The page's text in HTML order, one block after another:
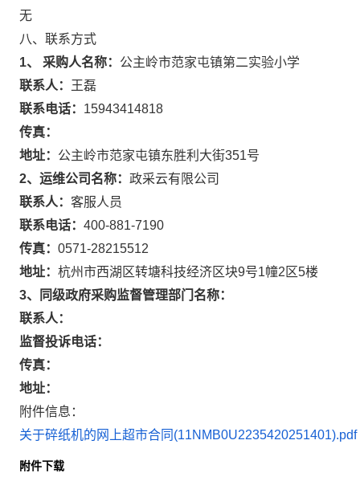
无
八、联系方式
1、 采购人名称： 公主岭市范家屯镇第二实验小学
联系人：
王磊
联系电话： 15943414818
传真：
地址： 公主岭市范家屯镇东胜利大街351号
2、运维公司名称： 政采云有限公司
联系人： 客服人员
联系电话： 400-881-7190
传真： 0571-28215512
地址： 杭州市西湖区转塘科技经济区块9号1幢2区5楼
3、同级政府采购监督管理部门名称：
联系人：
监督投诉电话：
传真：
地址：
附件信息：
关于碎纸机的网上超市合同(11NMB0U2235420251401).pdf
附件下载